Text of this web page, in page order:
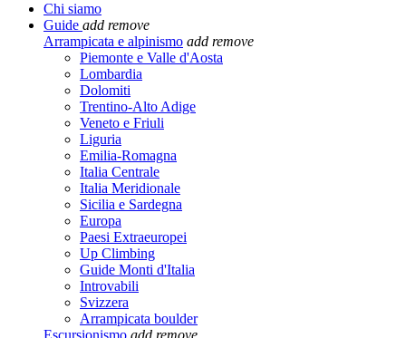
Chi siamo
Guide add remove
Arrampicata e alpinismo add remove
Piemonte e Valle d'Aosta
Lombardia
Dolomiti
Trentino-Alto Adige
Veneto e Friuli
Liguria
Emilia-Romagna
Italia Centrale
Italia Meridionale
Sicilia e Sardegna
Europa
Paesi Extraeuropei
Up Climbing
Guide Monti d'Italia
Introvabili
Svizzera
Arrampicata boulder